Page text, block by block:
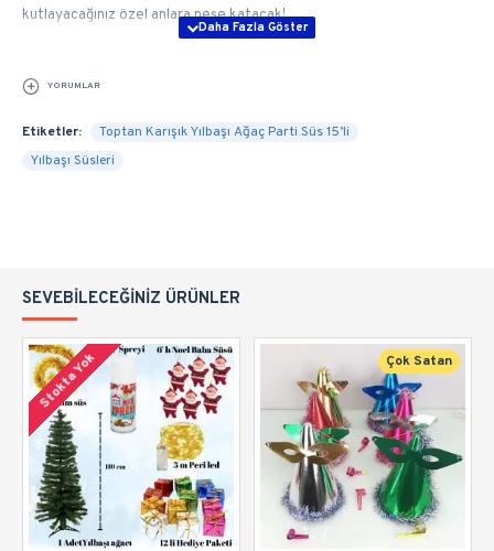
kutlayacağınız özel anlara neşe katacak!
YORUMLAR
Etiketler:
Toptan Karışık Yılbaşı Ağaç Parti Süs 15’li
Yılbaşı Süsleri
SEVEBILECEĞINIZ ÜRÜNLER
Stokta Yok Çok Satan